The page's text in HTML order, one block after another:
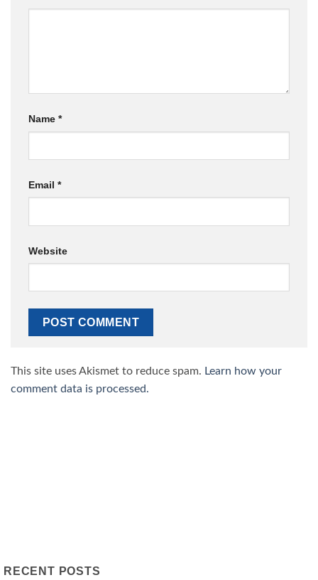
Name *
Email *
Website
This site uses Akismet to reduce spam. Learn how your
comment data is processed.
RECENT POSTS